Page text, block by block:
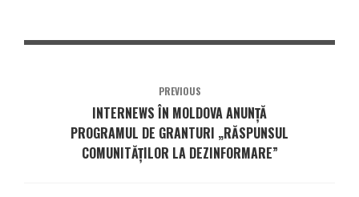
PREVIOUS
INTERNEWS ÎN MOLDOVA ANUNȚĂ
PROGRAMUL DE GRANTURI „RĂSPUNSUL
COMUNITĂȚILOR LA DEZINFORMARE”